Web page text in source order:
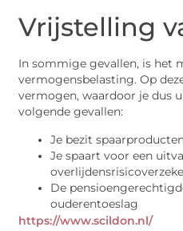
Vrijstelling
In sommige gevallen, is het
vermogensbelasting. Op
vermogen, waardoor je dus
volgende gevallen:
Je bezit
Je spaart voor een
De
ouderentoeslag
https://www.scildon.nl/